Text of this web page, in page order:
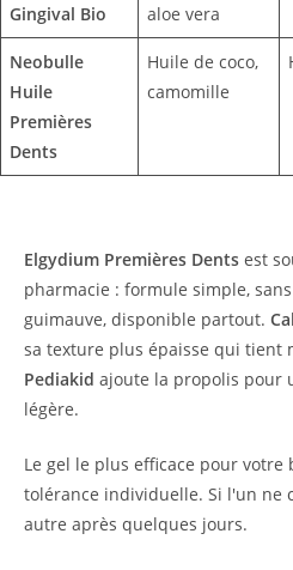
Gingival Bio
aloe vera
Neobulle
Huile
Premières
Dents
Huile de coco,
camomille
Elgydium Premières Dents est
pharmacie : formule simple,
guimauve, disponible partout.
sa texture plus épaisse qui tient
Pediakid ajoute la propolis pour
légère.
Le gel le plus efficace pour votre
tolérance individuelle. Si l'un ne
autre après quelques jours.